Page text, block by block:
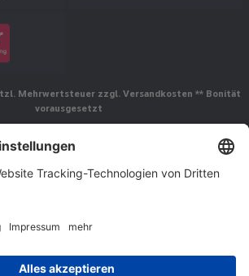
Mehrwertsteuer zzgl. Versandkosten ** Bonität
vorausgesetzt
Folgen Sie uns
© Jakob Maul GmbH,